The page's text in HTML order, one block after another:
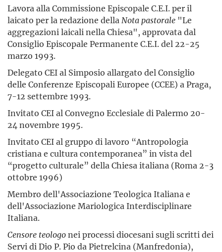
Lavora alla Commissione Episcopale C.E.I. per il
laicato per la redazione della Nota pastorale "Le
aggregazioni laicali nella Chiesa", approvata dal
Consiglio Episcopale Permanente C.E.I. del 22-25
marzo 1993.
Delegato CEI al Simposio allargato del Consiglio
delle Conferenze Episcopali Europee (CCEE) a Praga,
7-12 settembre 1993.
Invitato CEI al Convegno Ecclesiale di Palermo 20-
24 novembre 1995.
Invitato CEI al gruppo di lavoro “Antropologia
cristiana e cultura contemporanea” in vista del
“progetto culturale” della Chiesa italiana (Roma 2-3
ottobre 1996)
Membro dell'Associazione Teologica Italiana e
dell'Associazione Mariologica Interdisciplinare
Italiana.
Censore teologonei processi diocesani sugli scritti dei
Servi di Dio P. Pio da Pietrelcina (Manfredonia),